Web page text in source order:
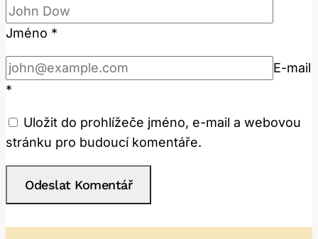
Jméno *
E-mail
*
Uložit do prohlížeče jméno, e-mail a webovou
stránku pro budoucí komentáře.